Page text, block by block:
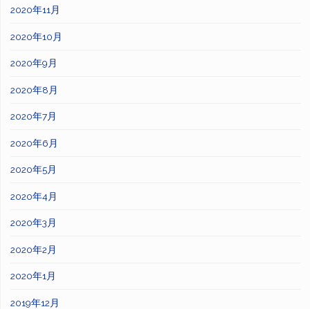
2020年11月
2020年10月
2020年9月
2020年8月
2020年7月
2020年6月
2020年5月
2020年4月
2020年3月
2020年2月
2020年1月
2019年12月